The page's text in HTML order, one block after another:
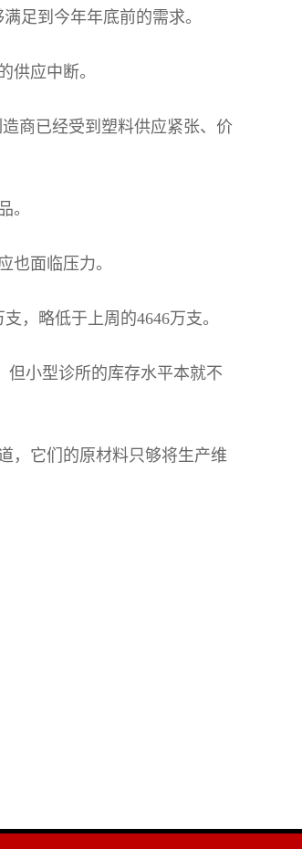
足到今年年底前的需求。
供应中断。
商已经受到塑料供应紧张、价
。
也面临压力。
，略低于上周的4646万支。
但小型诊所的库存水平本就不
，它们的原材料只够将生产维